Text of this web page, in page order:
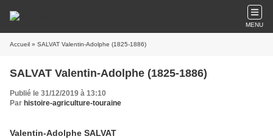
MENU
Accueil » SALVAT Valentin-Adolphe (1825-1886)
SALVAT Valentin-Adolphe (1825-1886)
Publié le 31/12/2019 à 13:10
Par histoire-agriculture-touraine
Valentin-Adolphe SALVAT